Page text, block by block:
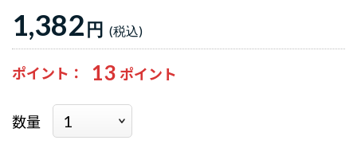
1,382円
ポイント 13
数量